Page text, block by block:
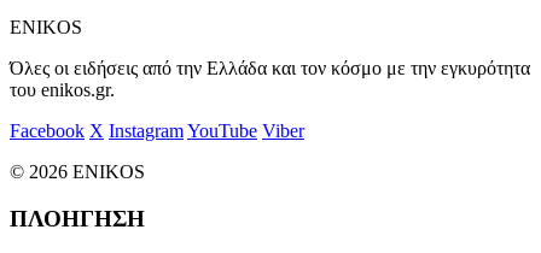
ENIKOS
Όλες οι ειδήσεις από την Ελλάδα και τον κόσμο με την εγκυρότητα
του enikos.gr.
Facebook X InstagramYouTube Viber
© 2026 ENIKOS
ΠΛΟΗΓΗΣΗ